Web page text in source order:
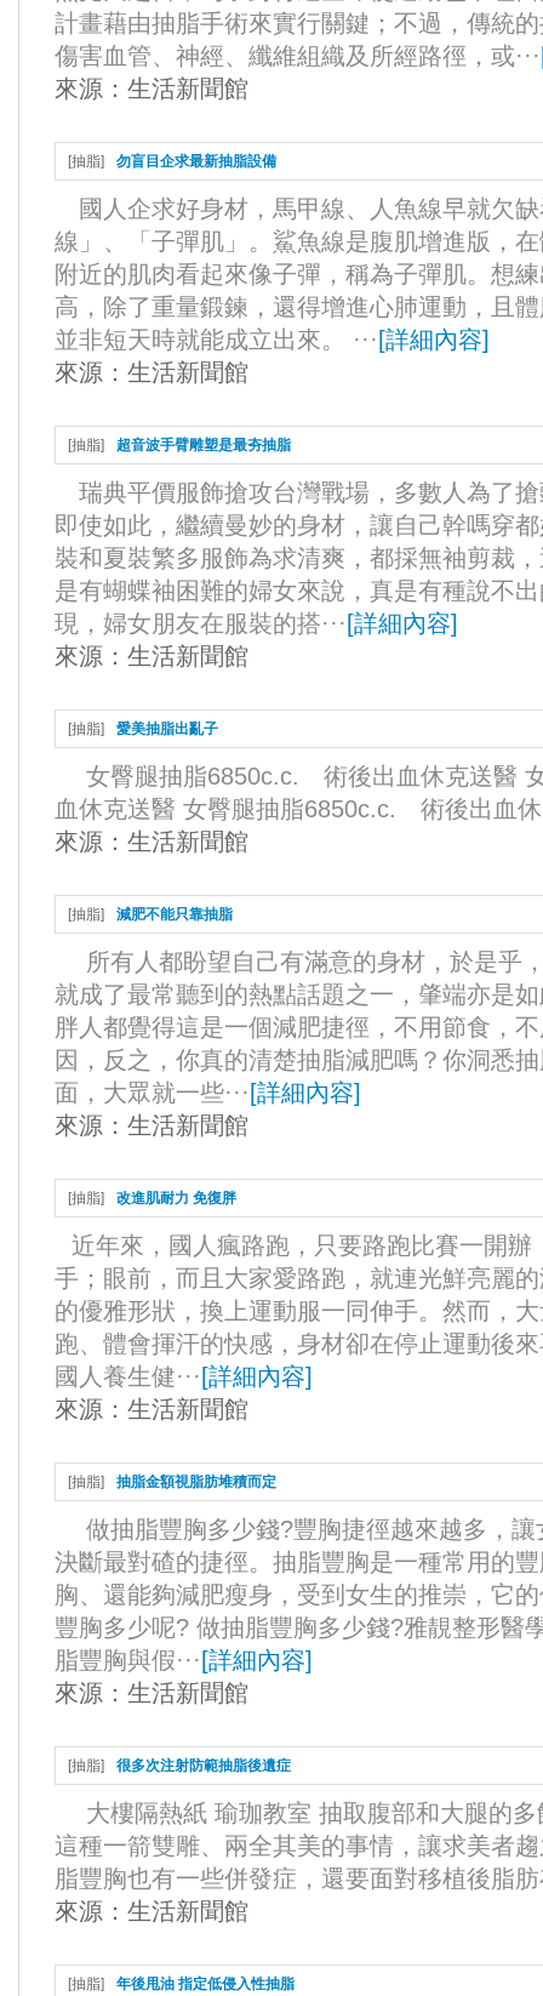
計畫藉由抽脂手術來實行關鍵；不過，傳統
傷害血管、神經、纖維組織及所經路徑，或···
來源： 生活新聞館
[抽脂] 勿盲目企求最新抽脂設備
國人企求好身材，馬甲線、人魚線早就欠
線」、「子彈肌」。鯊魚線是腹肌增進版，
附近的肌肉看起來像子彈，稱為子彈肌。想
高，除了重量鍛鍊，還得增進心肺運動，且
並非短天時就能成立出來。 ··· [詳細內容]
來源： 生活新聞館
[抽脂] 超音波手臂雕塑是最夯抽脂
瑞典平價服飾搶攻台灣戰場，多數人為了
即使如此，繼續曼妙的身材，讓自己幹嗎穿
裝和夏裝繁多服飾為求清爽，都採無袖剪裁
是有蝴蝶袖困難的婦女來說，真是有種說不
現，婦女朋友在服裝的搭··· [詳細內容]
來源： 生活新聞館
[抽脂] 愛美抽脂出亂子
女臀腿抽脂6850c.c. 術後出血休克送醫
血休克送醫 女臀腿抽脂6850c.c. 術後出血休
來源： 生活新聞館
[抽脂] 減肥不能只靠抽脂
所有人都盼望自己有滿意的身材，於是乎
就成了最常聽到的熱點話題之一，肇端亦是
胖人都覺得這是一個減肥捷徑，不用節食，
因，反之，你真的清楚抽脂減肥嗎？你洞悉
面，大眾就一些··· [詳細內容]
來源： 生活新聞館
[抽脂] 改進肌耐力 免復胖
近年來，國人瘋路跑，只要路跑比賽一開
手；眼前，而且大家愛路跑，就連光鮮亮麗
的優雅形狀，換上運動服一同伸手。然而，
跑、體會揮汗的快感，身材卻在停止運動後
國人養生健··· [詳細內容]
來源： 生活新聞館
[抽脂] 抽脂金額視脂肪堆積而定
做抽脂豐胸多少錢?豐胸捷徑越來越多，
決斷最對碴的捷徑。抽脂豐胸是一種常用的
胸、還能夠減肥瘦身，受到女生的推崇，它
豐胸多少呢? 做抽脂豐胸多少錢?雅靚整形醫
脂豐胸與假··· [詳細內容]
來源： 生活新聞館
[抽脂] 很多次注射防範抽脂後遺症
大樓隔熱紙 瑜珈教室 抽取腹部和大腿的
這種一箭雙雕、兩全其美的事情，讓求美者
脂豐胸也有一些併發症，還要面對移植後脂肪
來源： 生活新聞館
[抽脂] 年後甩油 指定低侵入性抽脂